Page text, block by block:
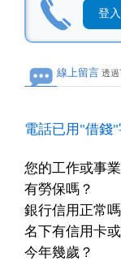
登
線上留言 透過
電話已用"借錢
您的工作或事業
有勞保嗎？
銀行信用正常嗎
名下有信用卡
今年幾歲？